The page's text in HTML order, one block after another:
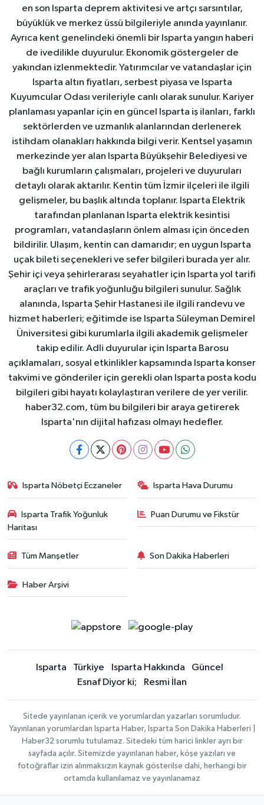
en son Isparta deprem aktivitesi ve artçı sarsıntılar,
büyüklük ve merkez üssü bilgileriyle anında yayınlanır.
Ayrıca kent genelindeki önemli bir Isparta yangın haberi
de ivedilikle duyurulur. Ekonomik göstergeler de
yakından izlenmektedir. Yatırımcılar ve vatandaşlar için
Isparta altın fiyatları, serbest piyasa ve Isparta
Kuyumcular Odası verileriyle canlı olarak sunulur. Kariyer
planlaması yapanlar için en güncel Isparta iş ilanları, farklı
sektörlerden ve uzmanlık alanlarından derlenerek
istihdam olanakları hakkında bilgi verir. Kentsel yaşamın
merkezinde yer alan Isparta Büyükşehir Belediyesi ve
bağlı kurumların çalışmaları, projeleri ve duyuruları
detaylı olarak aktarılır. Kentin tüm İzmir ilçeleri ile ilgili
gelişmeler, bu başlık altında toplanır. Isparta Elektrik
tarafından planlanan Isparta elektrik kesintisi
programları, vatandaşların önlem alması için önceden
bildirilir. Ulaşım, kentin can damarıdır; en uygun Isparta
uçak bileti seçenekleri ve sefer bilgileri burada yer alır.
Şehir içi veya şehirlerarası seyahatler için Isparta yol tarifi
araçları ve trafik yoğunluğu bilgileri sunulur. Sağlık
alanında, Isparta Şehir Hastanesi ile ilgili randevu ve
hizmet haberleri; eğitimde ise Isparta Süleyman Demirel
Üniversitesi gibi kurumlarla ilgili akademik gelişmeler
takip edilir. Adli duyurular için Isparta Barosu
açıklamaları, sosyal etkinlikler kapsamında Isparta konser
takvimi ve gönderiler için gerekli olan Isparta posta kodu
bilgileri gibi hayatı kolaylaştıran verilere de yer verilir.
haber32.com, tüm bu bilgileri bir araya getirerek
Isparta'nın dijital hafızası olmayı hedefler.
Isparta Nöbetçi Eczaneler Isparta Hava Durumu
Isparta Trafik Yoğunluk
Haritası
Puan Durumu ve Fikstür
Tüm Manşetler Son Dakika Haberleri
Haber Arşivi
Isparta Türkiye Isparta Hakkında
Güncel
Esnaf Diyor ki;
Resmi İlan
Sitede yayınlanan içerik ve yorumlardan yazarları sorumludur.
Yayınlanan yorumlardan Isparta Haber, Isparta Son Dakika Haberleri |
Haber32 sorumlu tutulamaz. Sitedeki tüm harici linkler ayrı bir
sayfada açılır. Sitemizde yayınlanan haber, köşe yazıları ve
fotoğraflar izin alınmaksızın kaynak gösterilse dahi, herhangi bir
ortamda kullanılamaz ve yayınlanamaz